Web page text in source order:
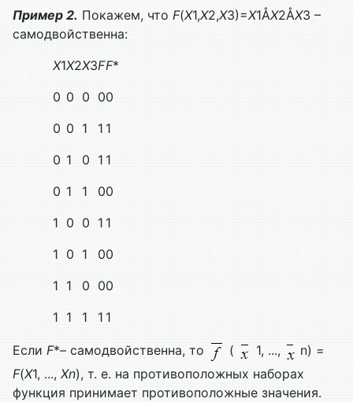
Пример 2. Покажем, что F(X1,X2,X3)=X1ÅX2ÅX3 –
самодвойственна:
X1X2X3FF*
0
0
0
0
1
1
1
1
0
0
1
1
0
0
1
1
0
1
0
1
0
1
0
1
0
1
1
0
1
0
0
1
0
1
1
0
1
0
0
1
Если F*– самодвойственна, то ( 1, ...,
n) =
F(X1, ..., Xn), т. е. на противоположных наборах
функция принимает противоположные значения.